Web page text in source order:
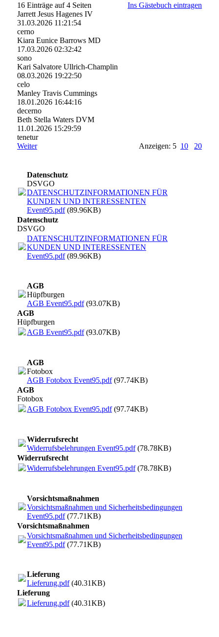
16 Einträge auf 4 Seiten
Ins Gästebuch eintragen
Jarrett Jesus Hagenes IV
31.03.2026 11:21:54
cerno
Kiara Eunice Barrows MD
17.03.2026 02:32:42
sono
Kari Salvatore Ullrich-Champlin
08.03.2026 19:22:50
celo
Manley Travis Cummings
18.01.2026 16:44:16
decerno
Beth Stella Waters DVM
11.01.2026 15:29:59
tenetur
Weiter
Anzeigen: 5 10 20
Datenschutz
DSVGO
DATENSCHUTZINFORMATIONEN FÜR
KUNDEN UND INTERESSENTEN
Event95.pdf(89.96KB)
Datenschutz
DSVGO
DATENSCHUTZINFORMATIONEN FÜR
KUNDEN UND INTERESSENTEN
Event95.pdf(89.96KB)
AGB
Hüpfburgen
AGB Event95.pdf(93.07KB)
AGB
Hüpfburgen
AGB Event95.pdf(93.07KB)
AGB
Fotobox
AGB Fotobox Event95.pdf(97.74KB)
AGB
Fotobox
AGB Fotobox Event95.pdf(97.74KB)
Widerrufsrecht
Widerrufsbelehrungen Event95.pdf(78.78KB)
Widerrufsrecht
Widerrufsbelehrungen Event95.pdf(78.78KB)
Vorsichtsmaßnahmen
Vorsichtsmaßnahmen und Sicherheitsbedingungen
Event95.pdf(77.71KB)
Vorsichtsmaßnahmen
Vorsichtsmaßnahmen und Sicherheitsbedingungen
Event95.pdf(77.71KB)
Lieferung
Lieferung.pdf(40.31KB)
Lieferung
Lieferung.pdf(40.31KB)